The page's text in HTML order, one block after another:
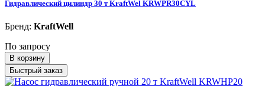
Гидравлический цилиндр 30 т KraftWel KRWPR30CYL
Бренд: KraftWell
По запросу
В корзину
Быстрый заказ